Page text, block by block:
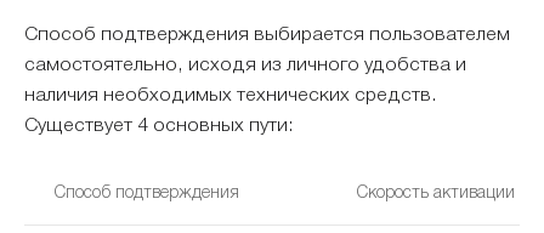
Способ подтверждения выбирается пользователем
самостоятельно, исходя из личного удобства и
наличия необходимых технических средств.
Существует 4 основных пути:
Способ подтверждения Скорость активации